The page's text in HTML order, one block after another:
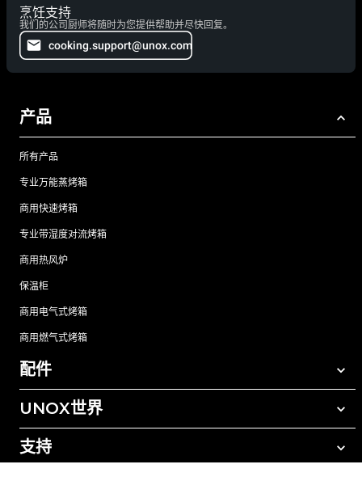
烹饪支持
我们的公司厨师将随时为您提供帮助并尽快回复。
cooking.support@unox.com
产品
所有产品
专业万能蒸烤箱
商用快速烤箱
专业带湿度对流烤箱
商用热风炉
保温柜
商用电气式烤箱
商用燃气式烤箱
配件
所有配件
手动清洗清洁剂
UNOX世界
我们在全球的办事处
支持